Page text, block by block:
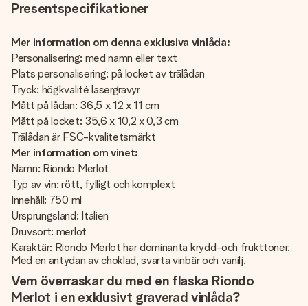
Presentspecifikationer
Mer information om denna exklusiva vinlåda:
Personalisering: med namn eller text
Plats personalisering: på locket av trälådan
Tryck: högkvalité lasergravyr
Mått på lådan: 36,5 x 12 x 11 cm
Mått på locket: 35,6 x 10,2 x 0,3 cm
Trälådan är FSC-kvalitetsmärkt
Mer information om vinet:
Namn: Riondo Merlot
Typ av vin: rött, fylligt och komplext
Innehåll: 750 ml
Ursprungsland: Italien
Druvsort: merlot
Karaktär: Riondo Merlot har dominanta krydd-och frukttoner.
Med en antydan av choklad, svarta vinbär och vanilj.
Vem överraskar du med en flaska Riondo
Merlot i en exklusivt graverad vinlåda?